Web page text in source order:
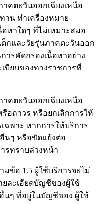
คตะวันออกเฉียงเหนือ
าน ทำเครื่องหมาย
อหาใดๆ ที่ไม่เหมาะสมอ
กและวัยรุ่นภาคตะวันออก
ารคัดกรองเนื้อหาอย่าง
บียบของทางราชการที่
คตะวันออกเฉียงเหนือ
อถาวร หรือยกเลิกการให้
ฉพาะ หากการให้บริการ
นๆ หรือขัดแย้งต่อ
รทราบล่วงหน้า
มข้อ 1.5 ผู้ใช้บริการจะไม่
ยละเอียดบัญชีของผู้ใช้
นๆ ที่อยู่ในบัญชีของ ผู้ใช้